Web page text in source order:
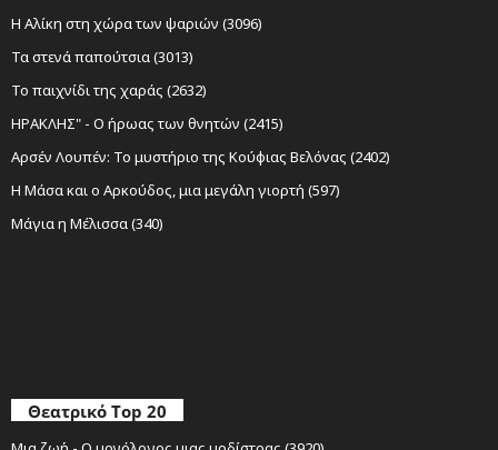
Η Αλίκη στη χώρα των ψαριών (3096)
Τα στενά παπούτσια (3013)
Το παιχνίδι της χαράς (2632)
ΗΡΑΚΛΗΣ" - Ο ήρωας των θνητών (2415)
Αρσέν Λουπέν: Το μυστήριο της Κούφιας Βελόνας (2402)
Η Μάσα και ο Αρκούδος, μια μεγάλη γιορτή (597)
Μάγια η Μέλισσα (340)
Θεατρικό Top 20